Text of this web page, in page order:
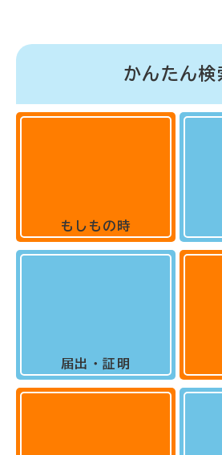
かんたん検
もしもの時
届出・証明